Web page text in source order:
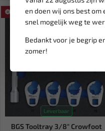
en doen wij ons best
snel mogelijk weg te
Bedankt voor je begrip
zomer!
SALE!
Leverbaar
BGS Tooltray 3/8" Crowfoot